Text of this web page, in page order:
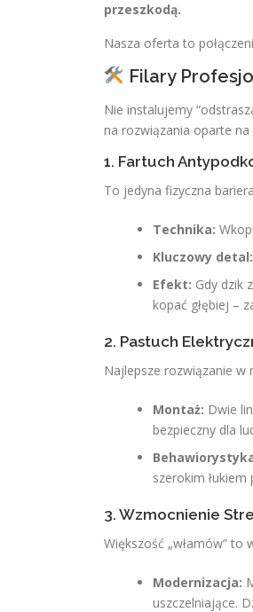
przeszkodą.
Nasza oferta to
Filary
Nie instalujemy
na rozwiązania oparte
1. Fartuch
To jedyna fizyczna
Technika:
Kluczowy detal:
Efekt: Gdy dzik
kopać głębiej –
2. Pastuch
Najlepsze rozwiązanie w
Montaż: Dwie
bezpieczny dla
szerokim łukiem
3. Wzmocnienie
Większość „włamów” to
Modernizacja:
uszczelniające.